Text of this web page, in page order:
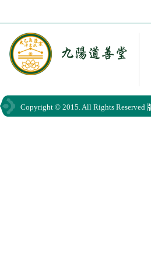
Copyright © 2015. All Rights Reserved